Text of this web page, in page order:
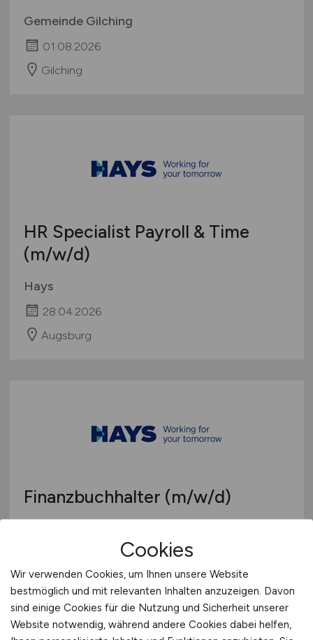
Gemeinde Gilching
01.08.2026
Gilching
HR Specialist Payroll & Time
(m/w/d)
Hays
28.04.2026
Augsburg
Finanzbuchhalter (m/w/d)
Augsburg
Cookies
Wir verwenden Cookies, um Ihnen unsere Website
bestmöglich und mit relevanten Inhalten anzuzeigen. Davon
sind einige Cookies für die Nutzung und Sicherheit unserer
Website notwendig, während andere Cookies dabei helfen,